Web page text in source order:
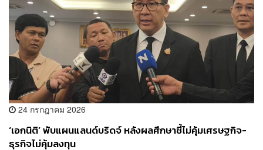
24 กรกฎาคม 2026
‘เอกนิติ’ พับแผนแลนด์บริดจ์ หลังผลศึกษาชี้ไม่คุ้มเศรษฐกิจ-
ธุรกิจไม่คุ้มลงทุน